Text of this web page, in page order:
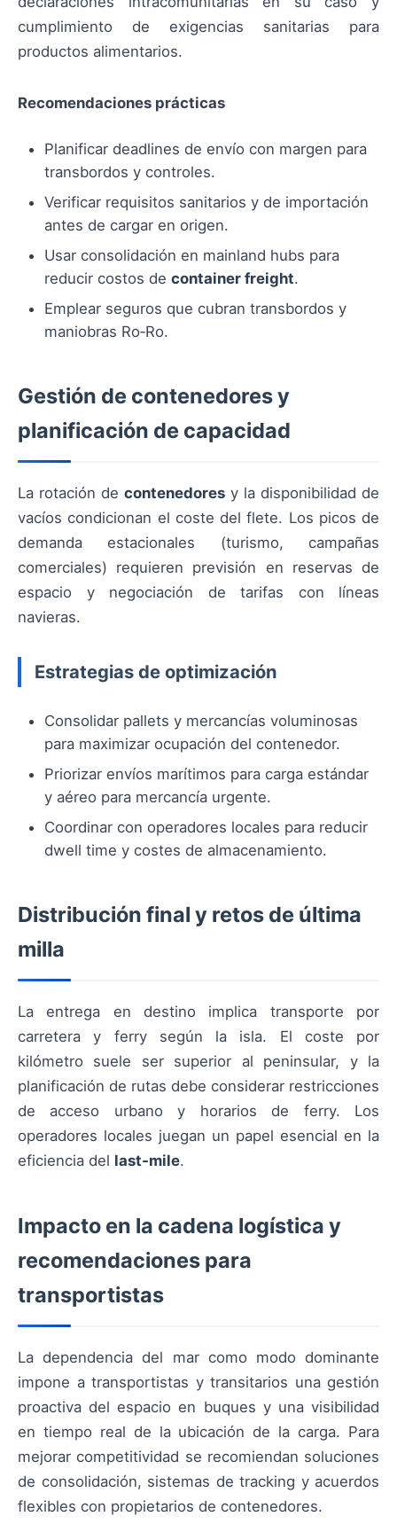
cumplimiento de exigencias sanitarias para
productos alimentarios.
Recomendaciones prácticas
Planificar deadlines de envío con margen para
transbordos y controles.
Verificar requisitos sanitarios y de importación
antes de cargar en origen.
Usar consolidación en mainland hubs para
reducir costos de container freight.
Emplear seguros que cubran transbordos y
maniobras Ro‑Ro.
Gestión de contenedores y
planificación de capacidad
La rotación de contenedores y la disponibilidad de
vacíos condicionan el coste del flete. Los picos de
demanda estacionales (turismo, campañas
comerciales) requieren previsión en reservas de
espacio y negociación de tarifas con líneas
navieras.
Estrategias de optimización
Consolidar pallets y mercancías voluminosas
para maximizar ocupación del contenedor.
Priorizar envíos marítimos para carga estándar
y aéreo para mercancía urgente.
Coordinar con operadores locales para reducir
dwell time y costes de almacenamiento.
Distribución final y retos de última
milla
La entrega en destino implica transporte por
carretera y ferry según la isla. El coste por
kilómetro suele ser superior al peninsular, y la
planificación de rutas debe considerar restricciones
de acceso urbano y horarios de ferry. Los
operadores locales juegan un papel esencial en la
eficiencia del last‑mile.
Impacto en la cadena logística y
recomendaciones para
transportistas
La dependencia del mar como modo dominante
impone a transportistas y transitarios una gestión
proactiva del espacio en buques y una visibilidad
en tiempo real de la ubicación de la carga. Para
mejorar competitividad se recomiendan soluciones
de consolidación, sistemas de tracking y acuerdos
flexibles con propietarios de contenedores.